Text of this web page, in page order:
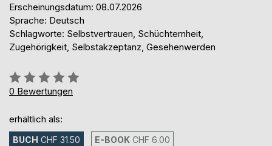
Erscheinungsdatum: 08.07.2026
Sprache: Deutsch
Schlagworte: Selbstvertrauen, Schüchternheit,
Zugehörigkeit, Selbstakzeptanz, Gesehenwerden
Bewertung::
0%
0 Bewertungen
erhältlich als:
BUCH CHF 31.50 E-BOOK CHF 6.00